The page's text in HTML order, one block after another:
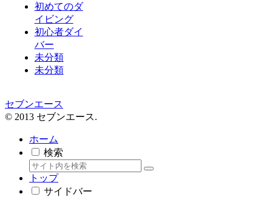
初めてのダ
イビング
初心者ダイ
バー
未分類
未分類
セブンエース
© 2013 セブンエース.
ホーム
検索
トップ
サイドバー